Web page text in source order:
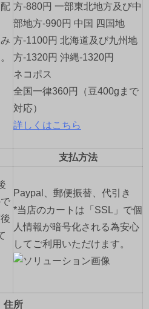
方-880円 一部東北地方及び中
部地方-990円 中国 四国地
方-1100円 北海道及び九州地
方-1320円 沖縄-1320円
ネコポス
全国一律360円（豆400gまで
対応）
詳しくはこちら
支払方法
Paypal、郵便振替、代引き
*当店のカートは「SSL」で個
人情報が暗号化される為安心
してご利用いただけます。
住所